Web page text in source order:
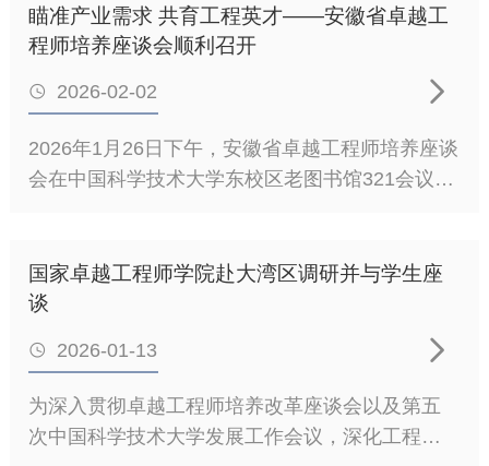
共识。此次调研为中国科大国家卓越工程师学院
与国家电网中国电科院深化合作奠定了坚实的基
产教融合”双驱动战略，已在中心建设上取得初步
成效。下一步将加强课题库建设、专业实践管理
等环节，打造卓越工程师培养的“科大方案”。随
后，工程师技术中心管理办公室对相关政策与管
理制度进行了解读。交流会上，未来网络工程师
技术中心主任杨坚、数据通信工程师技术中心副
了宝贵的经验借鉴。交流研讨环节，各中心代表
分别就中心的日常运行管理制度、校企协同机
中国科大国家卓越工程师学院副院长石龙出席揭
牌仪式并讲话。揭牌仪式由国家能源集团安徽合
肥公司党委委员、副总经理吴正平主持。崔术行
书记介绍了公司的整体发展概况、产业战略布局
及人才队伍建设等方面情况。石龙副院长随后就
中国科大国家卓越工程师学院的建设背景、办学
理念、人才培养目标等作了简要介绍。周海文书
明。致辞结束后，石龙副院长与合肥公司党委副
书记、总经理王立仓代表双方签署《实训中心共
建协议》，并为“实训中心”揭牌。产教融合实训中
心揭牌揭牌仪式后，双方就智慧发电、绿色材料
等领域技术需求与供给进行研讨交流，为实训中
心后期实际运行奠定基础。双方还就工程硕博士
瞄准产业需求 共育工程英才——安徽省卓越工
程师培养座谈会顺利召开
 2026-02-02 
2026年1月26日下午，安徽省卓越工程师培养座谈
会在中国科学技术大学东校区老图书馆321会议室
需求，搭建政校企交流平台等事项开展座谈交
流。安徽省教育厅有关职能处室负责同志、中国
工业大学、安徽理工大学、安徽建筑大学、安徽
工程大学、合肥大学等单位的负责人及业务骨干
参会，共同为卓越工程师培养建言献策。会上，
中国科学技术大学研究生院、国家卓越工程师学
国家卓越工程师学院赴大湾区调研并与学生座
谈
 2026-01-13 
为深入贯彻卓越工程师培养改革座谈会以及第五
次中国科学技术大学发展工作会议，深化工程硕